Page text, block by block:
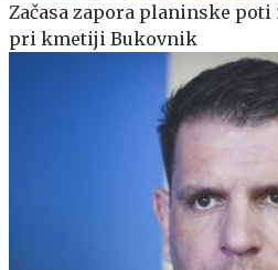
Začasa zapora planinske
pri kmetiji Bukovnik